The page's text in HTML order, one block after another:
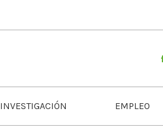
INVESTIGACIÓN EMPLEO